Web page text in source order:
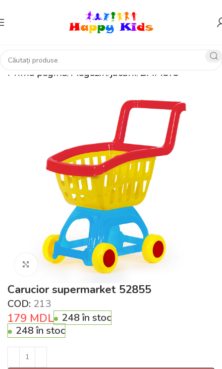
Prima pagină Magazin jucării BAMSIC
Click pentru a mări
Carucior supermarket 52855
COD: 213
179 MDL
248 în stoc
248 în stoc